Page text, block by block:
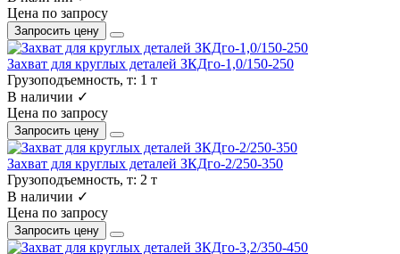
Цена по запросу
Запросить цену
Захват для круглых деталей ЗКДго-1,0/150-250
Грузоподъемность, т: 1 т
В наличии ✓
Цена по запросу
Запросить цену
Захват для круглых деталей ЗКДго-2/250-350
Грузоподъемность, т: 2 т
В наличии ✓
Цена по запросу
Запросить цену